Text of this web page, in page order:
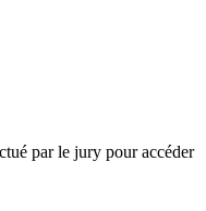
par le jury pour accéder